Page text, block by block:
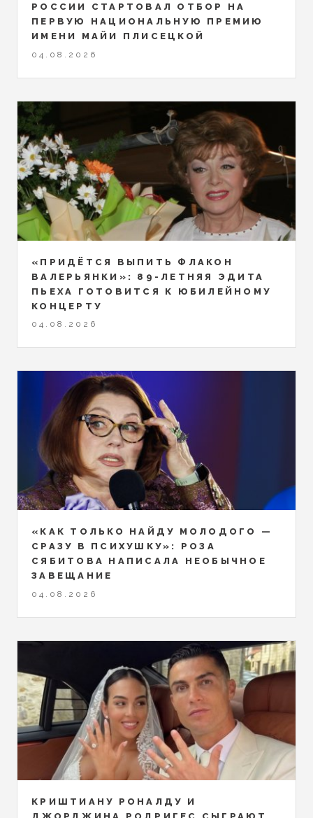
РОССИИ СТАРТОВАЛ ОТБОР НА
ПЕРВУЮ НАЦИОНАЛЬНУЮ ПРЕМИЮ
ИМЕНИ МАЙИ ПЛИСЕЦКОЙ
04.08.2026
«ПРИДЁТСЯ ВЫПИТЬ ФЛАКОН
ВАЛЕРЬЯНКИ»: 89-ЛЕТНЯЯ ЭДИТА
ПЬЕХА ГОТОВИТСЯ К ЮБИЛЕЙНОМУ
КОНЦЕРТУ
04.08.2026
«КАК ТОЛЬКО НАЙДУ МОЛОДОГО —
СРАЗУ В ПСИХУШКУ»: РОЗА
СЯБИТОВА НАПИСАЛА НЕОБЫЧНОЕ
ЗАВЕЩАНИЕ
04.08.2026
КРИШТИАНУ РОНАЛДУ И